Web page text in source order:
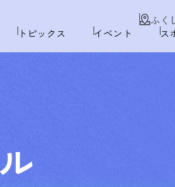
ふく
トピックス イベント ス